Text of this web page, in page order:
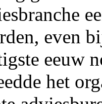
even
eeuw
het